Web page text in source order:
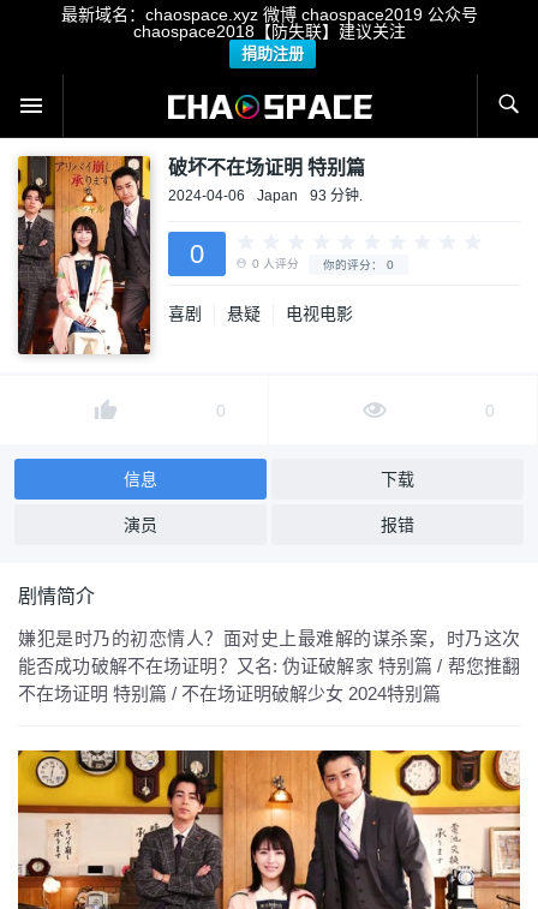
最新域名：chaospace.xyz 微博 chaospace2019 公众号
chaospace2018【防失联】建议关注
捐助注册
破坏不在场证明 特别篇
2024-04-06 Japan 93 分钟.
0
喜剧 悬疑 电视电影
0 0
信息 下载
演员 报错
剧情简介
嫌犯是时乃的初恋情人？面对史上最难解的谋杀案，时乃这次
能否成功破解不在场证明？又名: 伪证破解家 特别篇 / 帮您推翻
不在场证明 特别篇 / 不在场证明破解少女 2024特别篇